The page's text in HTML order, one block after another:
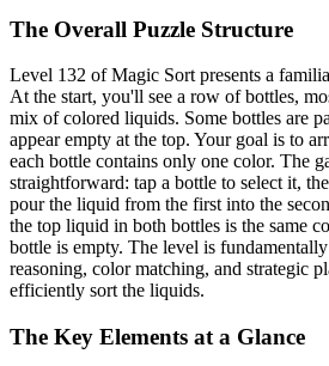
The Overall Puzzle Structure
Level 132 of Magic Sort presents a
At the start, you'll see a row of bottles,
mix of colored liquids. Some bottles are
appear empty at the top. Your goal is to
each bottle contains only one color. The
straightforward: tap a bottle to select it,
pour the liquid from the first into the
the top liquid in both bottles is the same
bottle is empty. The level is
reasoning, color matching, and strategic
efficiently sort the liquids.
The Key Elements at a Glance